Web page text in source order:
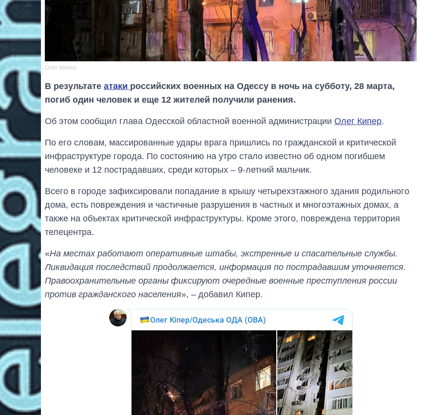
Олег Кипер
В результате атаки российских военных на Одессу в ночь на субботу, 28 марта,
погиб один человек и еще 12 жителей получили ранения.
Об этом сообщил глава Одесской областной военной администрации Олег Кипер.
По его словам, массированные удары врага пришлись по гражданской и критической
инфраструктуре города. По состоянию на утро стало известно об одном погибшем
человеке и 12 пострадавших, среди которых – 9-летний мальчик.
Всего в городе зафиксировали попадание в крышу четырехэтажного здания родильного
дома, есть повреждения и частичные разрушения в частных и многоэтажных домах, а
также на объектах критической инфраструктуры. Кроме этого, повреждена территория
телецентра.
«На местах работают оперативные штабы, экстренные и спасательные службы.
Ликвидация последствий продолжается, информация по пострадавшим уточняется.
Правоохранительные органы фиксируют очередные военные преступления россии
против гражданского населения», – добавил Кипер.
Дефицит памяти:
на чипы за